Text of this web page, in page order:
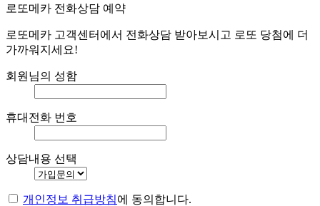
로또메카 전화상담 예약
로또메카 고객센터에서 전화상담 받아보시고 로또 당첨에 더
가까워지세요!
회원님의 성함
휴대전화 번호
상담내용 선택
개인정보 취급방침에 동의합니다.